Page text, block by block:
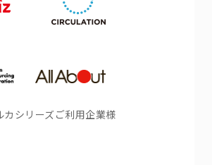
シリーズご利用企業様